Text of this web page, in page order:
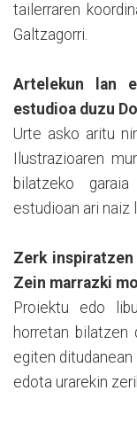
tailerraren
Galtzagorri.
Artelekun lan
estudioa duzu
Urte asko aritu
Ilustrazioaren
bilatzeko
estudioan ari naiz
Zerk
Zein marrazki
Proiektu edo
horretan bilatzen
egiten
edota urarekin